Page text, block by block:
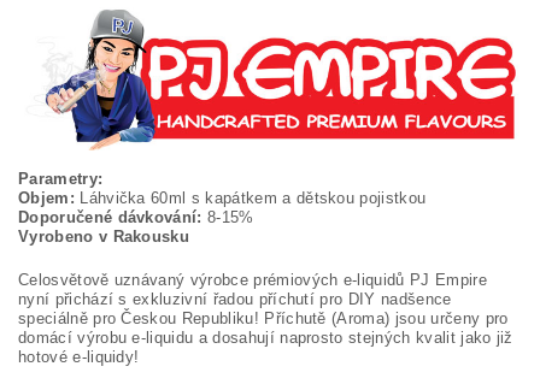
Parametry:
Objem: Láhvička 60ml s kapátkem a dětskou pojistkou
Doporučené dávkování: 8-15%
Vyrobeno v Rakousku
Celosvětově uznávaný výrobce prémiových e-liquidů PJ Empire
nyní přichází s exkluzivní řadou příchutí pro DIY nadšence
speciálně pro Českou Republiku! Příchutě (Aroma) jsou určeny pro
domácí výrobu e-liquidu a dosahují naprosto stejných kvalit jako již
hotové e-liquidy!